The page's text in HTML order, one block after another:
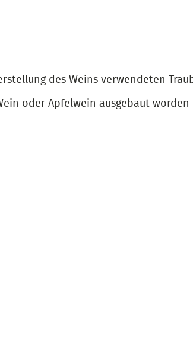
des Weins verwendeten
oder Apfelwein ausgebaut worden